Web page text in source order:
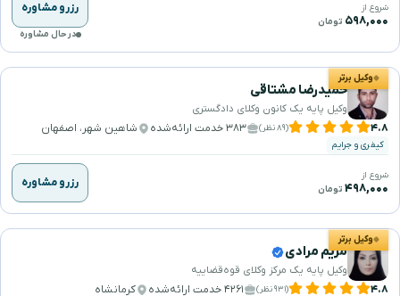
شروع از
۵۹۸,۰۰۰ تومان
رزرو مشاوره
در حال مشاوره
وکیل برتر
حمیدرضا مشتاقی
وکیل پایه یک کانون وکلای دادگستری
۴.۸ (۸۹ نظر) ۳۸۳ خدمت ارائه‌شده شاهین شهر، اصفهان
کیفری و جرایم
شروع از
۴۹۸,۰۰۰ تومان رزرو مشاوره
وکیل برتر
مریم مرادی
وکیل پایه یک مرکز وکلای قوه‌قضاییه
۴.۸ (۹۳۱ نظر) ۴۲۶۱ خدمت ارائه‌شده کرمانشاه